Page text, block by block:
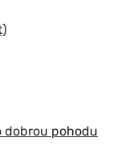
dobrou pohodu